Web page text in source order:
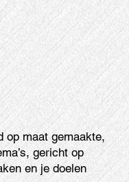
op maat gemaakte,
gericht op
en je doelen